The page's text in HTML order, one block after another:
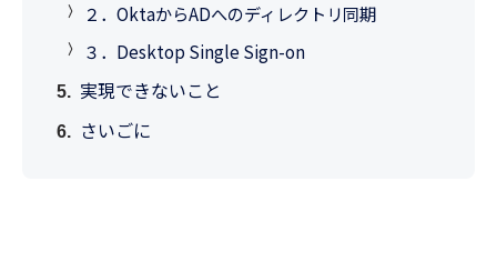
２．OktaからADへのディレクトリ同期
３．Desktop Single Sign-on
実現できないこと
さいごに